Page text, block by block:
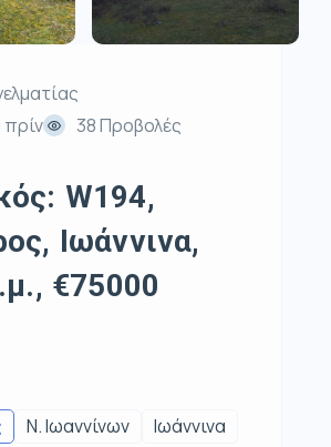
πρίν
38 Προβολές
W194,
Ιωάννινα,
€75000
Ν. Ιωαννίνων
Ιωάννινα